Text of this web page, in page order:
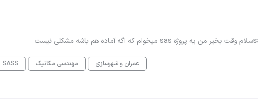
عمران و شهرسازی مهندسی مکانیک SASS